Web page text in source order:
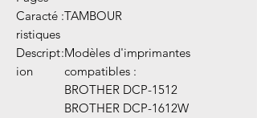
Caracté
ristiques
:TAMBOUR
Descript
ion
:Modèles d'imprimantes
compatibles :
BROTHER DCP-1512
BROTHER DCP-1612W